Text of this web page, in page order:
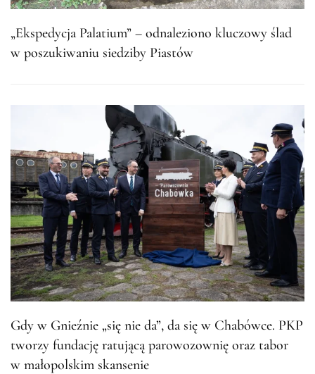
„Ekspedycja Palatium” – odnaleziono kluczowy ślad
w poszukiwaniu siedziby Piastów
Gdy w Gnieźnie „się nie da”, da się w Chabówce. PKP
tworzy fundację ratującą parowozownię oraz tabor
w małopolskim skansenie